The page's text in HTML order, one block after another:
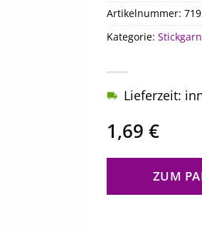
1,69 €
Lieferzeit:
ZUM
Artikelnummer:
Kategorie: Stickgarn